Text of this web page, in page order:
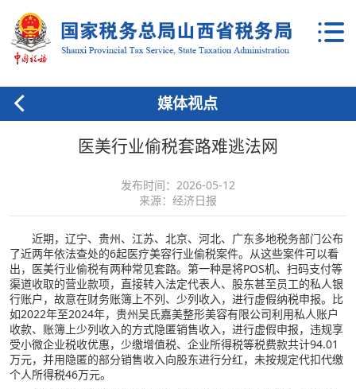
媒体视点
医美行业偷税套路难逃法网
发布时间：2026-05-12
来源：经济日报
近期，辽宁、贵州、江苏、北京、河北、广东多地税务部门公布
了近两年依法查处的6起医疗美容行业偷税案件。从这些案件可以看
出，医美行业偷税有两种常见套路。第一种是将POS机、扫码支付等
渠道收取的营业款项，直接转入法定代表人、股东甚至员工的私人银
行账户，故意在财务账簿上不列、少列收入，进行虚假纳税申报。比
如2022年至2024年，贵州吴氏嘉美整形美容有限公司利用私人账户
收款、账簿上少列收入的方式隐匿销售收入，进行虚假申报，违规享
受小微企业税收优惠，少缴增值税、企业所得税等税费款共计94.01
万元，并用隐匿的部分销售收入向股东进行分红，未按规定代扣代缴
个人所得税46万元。